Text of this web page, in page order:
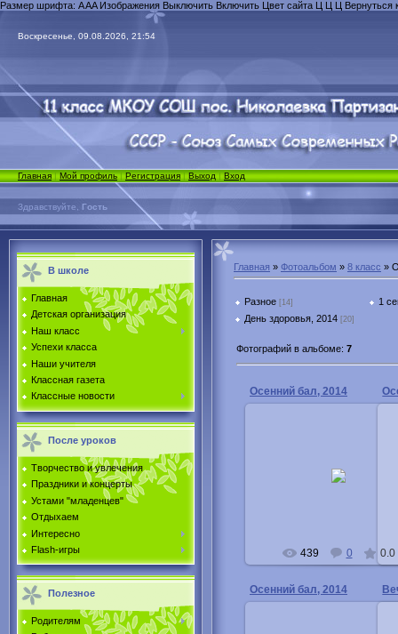
Размер шрифта: AAAИзображения Выключить Включить Цвет сайта Ц Ц Ц Вернуться
Воскресенье, 09.08.2026, 21:54
Главная|Мой профиль|Регистрация |Выход|Вход
Здравствуйте, Гость
В школе
Главная
Детская организация
Наш класс
Успехи класса
Наши учителя
Классная газета
Классные новости
После уроков
Творчество и увлечения
Праздники и концерты
Устами "младенцев"
Отдыхаем
Интересно
Flash-игры
Полезное
Родителям
Главная » Фотоальбом » 8 класс »
Разное [14]
1
День здоровья, 2014 [20]
Фотографий в альбоме: 7
Осенний бал, 2014
439 0 0.0
Осенний бал, 2014